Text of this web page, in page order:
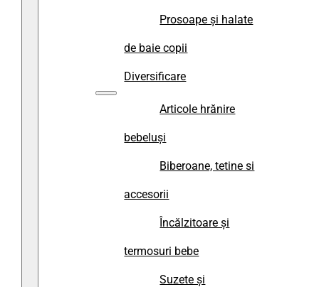
Prosoape și halate
de baie copii
Diversificare
Articole hrănire
bebeluși
Biberoane, tetine si
accesorii
Încălzitoare și
termosuri bebe
Suzete și